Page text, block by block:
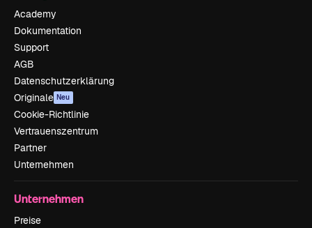
Academy
Dokumentation
Support
AGB
Datenschutzerklärung
Originale Neu
Cookie-Richtlinie
Vertrauenszentrum
Partner
Unternehmen
Unternehmen
Preise